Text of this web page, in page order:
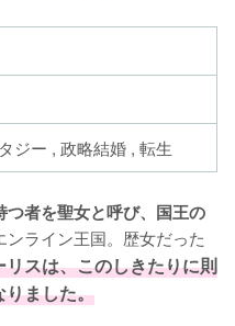
ジー , 政略結婚 , 転生
つ者を聖女と呼び、国王の
ンライン王国。歴女だった
スは、このしきたりに則
りました。